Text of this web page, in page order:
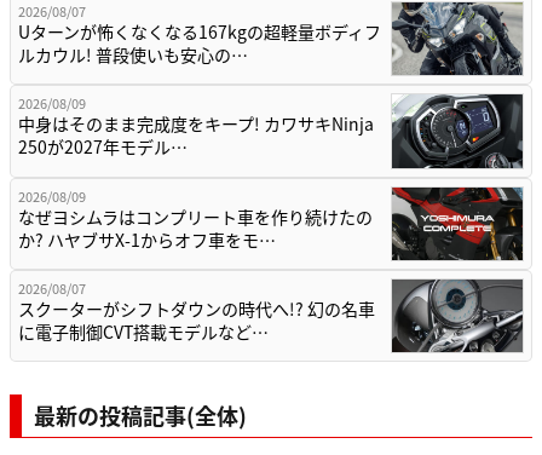
2026/08/07
Uターンが怖くなくなる167kgの超軽量ボディフ
ルカウル! 普段使いも安心の…
2026/08/09
中身はそのまま完成度をキープ! カワサキNinja
250が2027年モデル…
2026/08/09
なぜヨシムラはコンプリート車を作り続けたの
か? ハヤブサX-1からオフ車をモ…
2026/08/07
スクーターがシフトダウンの時代へ!? 幻の名車
に電子制御CVT搭載モデルなど…
最新の投稿記事(全体)